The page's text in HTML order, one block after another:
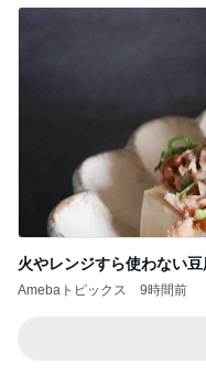
小川菜摘
Amebaトピッ